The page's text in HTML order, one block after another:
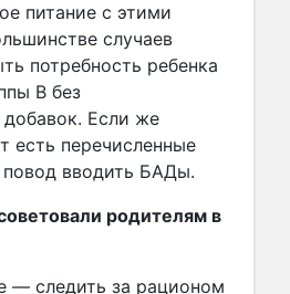
питание с этими
случаев
потребность ребенка
В без
Если же
есть перечисленные
вводить БАДы.
родителям в
— следить за рационом